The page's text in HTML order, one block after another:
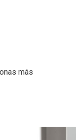
más